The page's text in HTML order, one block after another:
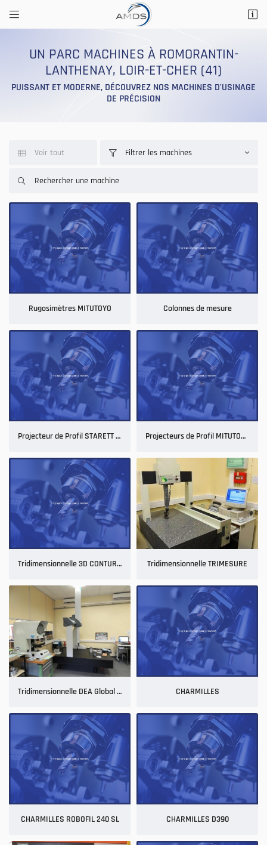
 
02 54 76 56 29
 Adresse email de réception
Recopier le code ci-contre
Rafraîchir le captcha
email indiqué ci-dessus. Vous pouvez vous désinscrire à tout moment en utilisantle
formulaire de désinscription.
INSCRIPTION
UN PARC MACHINES À ROMORANTIN-
LANTHENAY, LOIR-ET-CHER (41)
PUISSANT ET MODERNE, DÉCOUVREZ NOS MACHINES D'USINAGE
DE PRÉCISION
 Voir tout  Filtrer les machines

Rugosimètres MITUTOYO Colonnes de mesure
Projecteur de Profil STARETT HE 400 - SR220 Projecteurs de Profil MITUTOYO PV 350 + BATY SM 350
Tridimensionnelle 3D CONTURA 62 - ZEISS Tridimensionnelle TRIMESURE
Tridimensionnelle DEA Global Performance CHARMILLES
CHARMILLES ROBOFIL 240 SL CHARMILLES D390